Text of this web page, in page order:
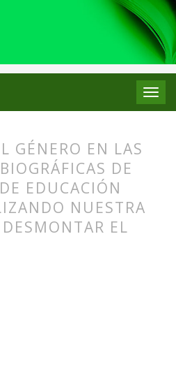
22 (2019): Monográfico: Historias de
GÉNERO EN LAS
DE
EDUCACIÓN
NUESTRA
EL